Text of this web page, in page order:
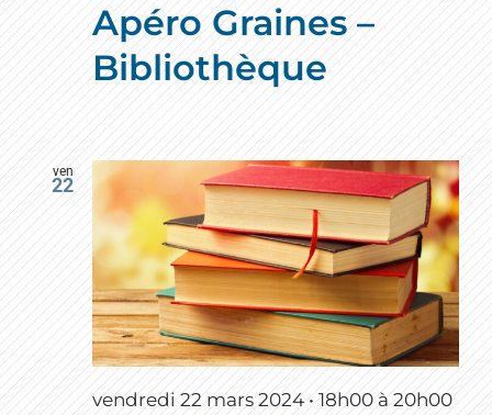
Apéro Graines –
Bibliothèque
ven
22
vendredi 22 mars 2024 • 18h00à 20h00